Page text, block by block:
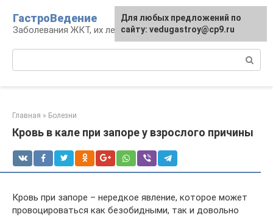
контенту
ГастроВедение
Заболевания ЖКТ, их лечение и профилактика
Главная » Болезни
Кровь в кале при запоре у взрослого причины
Кровь при запоре – нередкое явление, которое может
провоцироваться как безобидными, так и довольно
Для любых предложений по
сайту: vedugastroy@cp9.ru